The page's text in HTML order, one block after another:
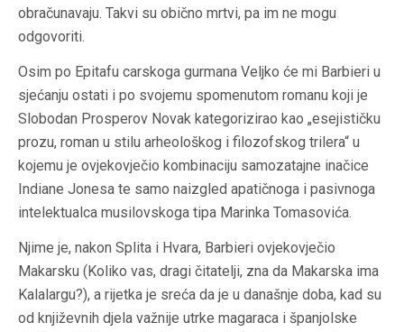
obračunavaju. Takvi su obično mrtvi, pa im ne mogu
odgovoriti.
Osim po Epitafu carskoga gurmana Veljko će mi Barbieri u
sjećanju ostati i po svojemu spomenutom romanu koji je
Slobodan Prosperov Novak kategorizirao kao „esejističku
prozu, roman u stilu arheološkog i filozofskog trilera“ u
kojemu je ovjekovječio kombinaciju samozatajne inačice
Indiane Jonesa te samo naizgled apatičnoga i pasivnoga
intelektualca musilovskoga tipa Marinka Tomasovića.
Njime je, nakon Splita i Hvara, Barbieri ovjekovječio
Makarsku (Koliko vas, dragi čitatelji, zna da Makarska ima
Kalalargu?), a rijetka je sreća da je u današnje doba, kad su
od književnih djela važnije utrke magaraca i španjolske